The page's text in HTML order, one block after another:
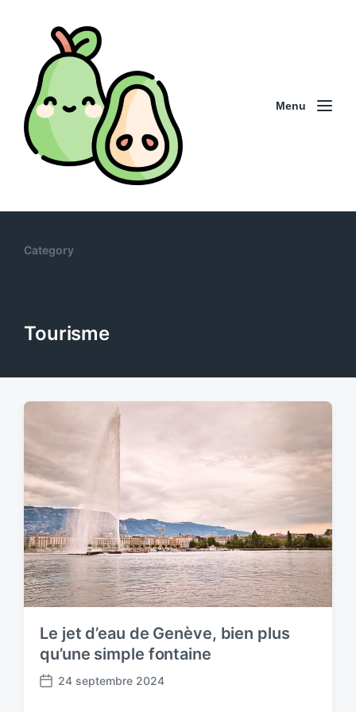
Menu
Category
Tourisme
Le jet d’eau de Genève, bien plus
qu’une simple fontaine
P
24 septembre 2024